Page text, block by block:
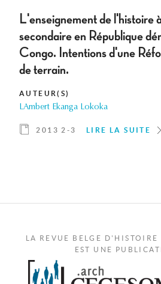
L'enseignement de l'histoire
secondaire en République
Congo. Intentions d'une
de terrain.
AUTEUR(S)
LAmbert Ekanga Lokoka
2013 2-3 LIRE LA SUITE
LA REVUE BELGE
EST UNE